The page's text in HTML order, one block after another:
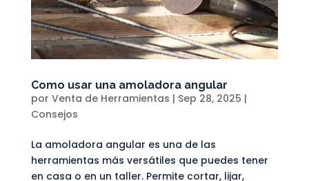
Como usar una amoladora angular
por Venta de Herramientas | Sep 28, 2025 |
Consejos
La amoladora angular es una de las
herramientas más versátiles que puedes tener
en casa o en un taller. Permite cortar, lijar,